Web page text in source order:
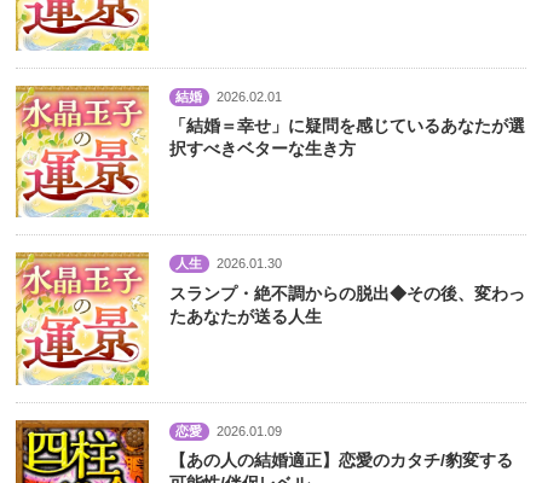
結婚 2026.02.01
「結婚＝幸せ」に疑問を感じているあなたが選
択すべきベターな生き方
人生 2026.01.30
スランプ・絶不調からの脱出◆その後、変わっ
たあなたが送る人生
恋愛 2026.01.09
【あの人の結婚適正】恋愛のカタチ/豹変する